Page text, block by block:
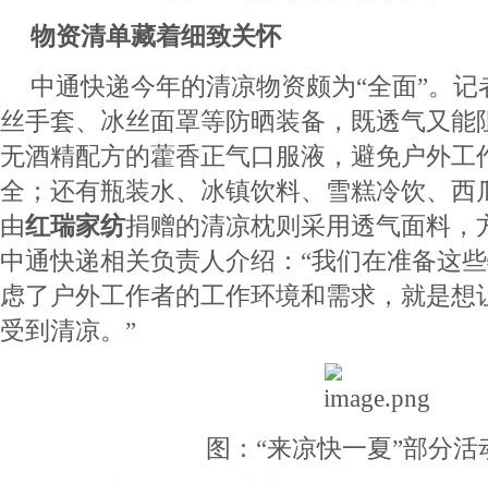
物资清单藏着细致关怀
中通快递今年的清凉物资颇为“全面”。
丝手套、冰丝面罩等防晒装备，既透气又能
无酒精配方的藿香正气口服液，避免户外工
全；还有瓶装水、冰镇饮料、雪糕冷饮、西
由红瑞家纺捐赠的清凉枕则采用透气面料，
中通快递相关负责人介绍：“我们在准备这
虑了户外工作者的工作环境和需求，就是想
受到清凉。”
图：“来凉快一夏”部分活